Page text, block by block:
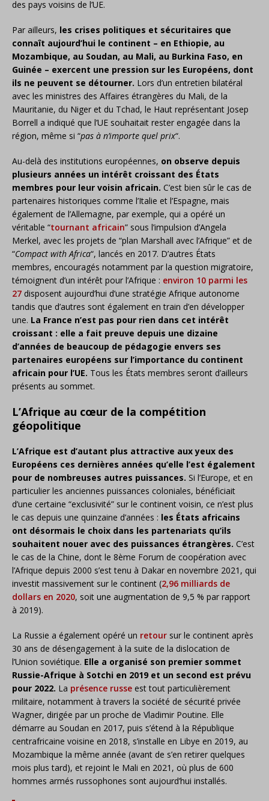
des pays voisins de l’UE.
Par ailleurs, les crises politiques et sécuritaires que
connaît aujourd’hui le continent – en Ethiopie, au
Mozambique, au Soudan, au Mali, au Burkina Faso, en
Guinée – exercent une pression sur les Européens, dont
ils ne peuvent se détourner. Lors d’un entretien bilatéral
avec les ministres des Affaires étrangères du Mali, de la
Mauritanie, du Niger et du Tchad, le Haut représentant Josep
Borrell a indiqué que l’UE souhaitait rester engagée dans la
région, même si “pas à n’importe quel prix“.
Au-delà des institutions européennes, on observe depuis
plusieurs années un intérêt croissant des États
membres pour leur voisin africain. C’est bien sûr le cas de
partenaires historiques comme l’Italie et l’Espagne, mais
également de l’Allemagne, par exemple, qui a opéré un
véritable “tournant africain” sous l’impulsion d’Angela
Merkel, avec les projets de “plan Marshall avec l’Afrique” et de
“Compact with Africa“, lancés en 2017. D’autres États
membres, encouragés notamment par la question migratoire,
témoignent d’un intérêt pour l’Afrique : environ 10 parmi les
27 disposent aujourd’hui d’une stratégie Afrique autonome
tandis que d’autres sont également en train d’en développer
une. La France n’est pas pour rien dans cet intérêt
croissant : elle a fait preuve depuis une dizaine
d’années de beaucoup de pédagogie envers ses
partenaires européens sur l’importance du continent
africain pour l’UE. Tous les États membres seront d’ailleurs
présents au sommet.
L’Afrique au cœur de la compétition
géopolitique
L’Afrique est d’autant plus attractive aux yeux des
Européens ces dernières années qu’elle l’est également
pour de nombreuses autres puissances. Si l’Europe, et en
particulier les anciennes puissances coloniales, bénéficiait
d’une certaine “exclusivité” sur le continent voisin, ce n’est plus
le cas depuis une quinzaine d’années : les États africains
ont désormais le choix dans les partenariats qu’ils
souhaitent nouer avec des puissances étrangères. C’est
le cas de la Chine, dont le 8ème Forum de coopération avec
l’Afrique depuis 2000 s’est tenu à Dakar en novembre 2021, qui
investit massivement sur le continent (2,96 milliards de
dollars en 2020, soit une augmentation de 9,5 % par rapport
à 2019).
La Russie a également opéré un retour sur le continent après
30 ans de désengagement à la suite de la dislocation de
l’Union soviétique. Elle a organisé son premier sommet
Russie-Afrique à Sotchi en 2019 et un second est prévu
pour 2022. La présence russe est tout particulièrement
militaire, notamment à travers la société de sécurité privée
Wagner, dirigée par un proche de Vladimir Poutine. Elle
démarre au Soudan en 2017, puis s’étend à la République
centrafricaine voisine en 2018, s’installe en Libye en 2019, au
Mozambique la même année (avant de s’en retirer quelques
mois plus tard), et rejoint le Mali en 2021, où plus de 600
hommes armés russophones sont aujourd’hui installés.